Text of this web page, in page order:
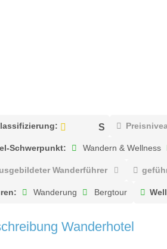
Schwerpunkt: Wandern & Wellness
Wanderführer
Wanderung Bergtour
Wanderhotel